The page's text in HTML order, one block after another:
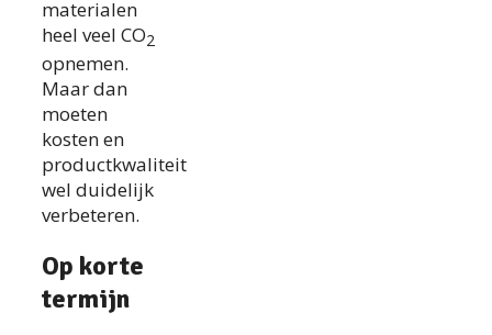
materialen
heel veel CO2
opnemen.
Maar dan
moeten
kosten en
productkwaliteit
wel duidelijk
verbeteren.
Op korte
termijn